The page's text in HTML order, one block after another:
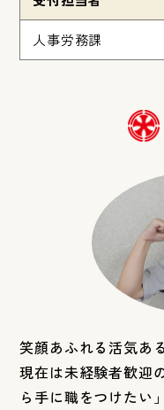
人事労務課
笑顔あふれる活気あ
現在は未経験者歓迎
ら手に職をつけたい